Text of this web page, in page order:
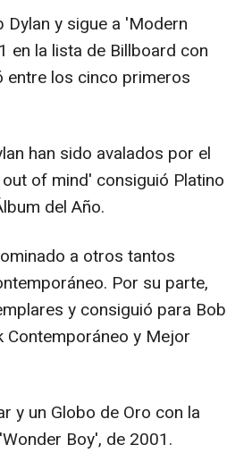
y sigue a 'Modern
en la lista de Billboard con
entre los cinco primeros
han sido avalados por el
of mind' consiguió Platino
del Año.
a otros tantos
Por su parte,
y consiguió para Bob
Contemporáneo y Mejor
y un Globo de Oro con la
Boy', de 2001.